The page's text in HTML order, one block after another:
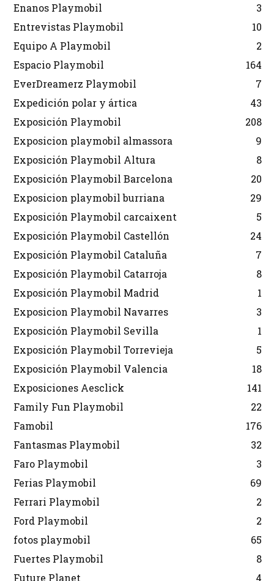
Enanos Playmobil
3
Entrevistas Playmobil
10
Equipo A Playmobil
2
Espacio Playmobil
164
EverDreamerz Playmobil
7
Expedición polar y ártica
43
Exposición Playmobil
208
Exposicion playmobil almassora
9
Exposición Playmobil Altura
8
Exposición Playmobil Barcelona
20
Exposicion playmobil burriana
29
Exposición Playmobil carcaixent
5
Exposición Playmobil Castellón
24
Exposición Playmobil Cataluña
7
Exposición Playmobil Catarroja
8
Exposición Playmobil Madrid
1
Exposicion Playmobil Navarres
3
Exposición Playmobil Sevilla
1
Exposición Playmobil Torrevieja
5
Exposición Playmobil Valencia
18
Exposiciones Aesclick
141
Family Fun Playmobil
22
Famobil
176
Fantasmas Playmobil
32
Faro Playmobil
3
Ferias Playmobil
69
Ferrari Playmobil
2
Ford Playmobil
2
fotos playmobil
65
Fuertes Playmobil
8
Future Planet
4